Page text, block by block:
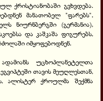
ქრისტიანობაში გვხვდება.
მანათობელ "ფარებს",
ნიურნბერგში (გერმანია),
და კაშკაშა ფიგურებს,
იმყოფებოდნენ.
უცხოპლანეტელთა
თავის მეუღლესთან,
ალისტერ ქროულმა შექმნა